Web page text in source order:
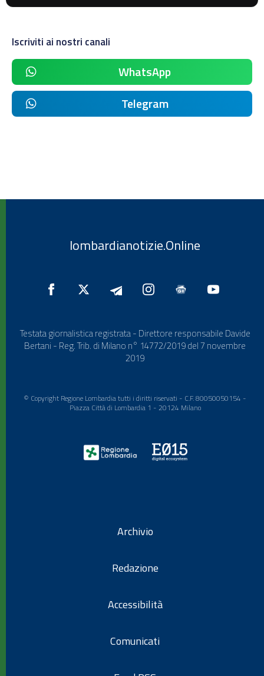
Iscriviti ai nostri canali
WhatsApp
Telegram
lombardianotizie.Online
Testata giornalistica registrata - Direttore responsabile Davide
Bertani - Reg. Trib. di Milano n° 14772/2019 del 7 novembre
2019
© Copyright Regione Lombardia tutti i diritti riservati - C.F. 80050050154 -
Piazza Città di Lombardia 1 - 20124 Milano
Archivio
Redazione
Accessibilità
Comunicati